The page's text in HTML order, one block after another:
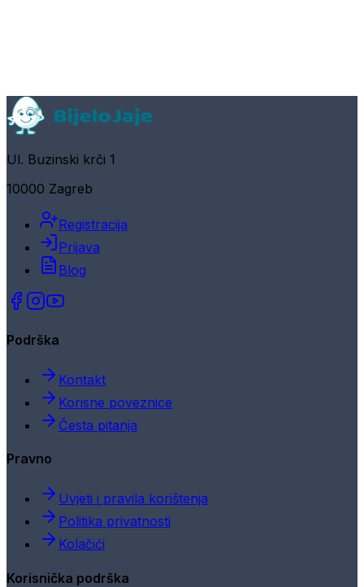
Ul. Buzinski krči 1
10000 Zagreb
Registracija
Prijava
Blog
Podrška
Kontakt
Korisne poveznice
Česta pitanja
Pravno
Uvjeti i pravila korištenja
Politika privatnosti
Kolačići
Korisnička podrška